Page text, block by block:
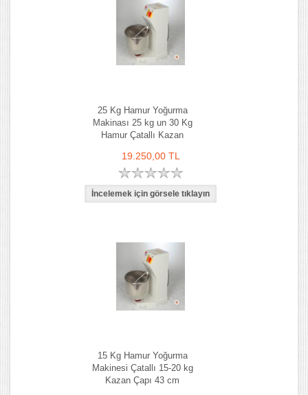
25 Kg Hamur Yoğurma
Makinası 25 kg un 30 Kg
Hamur Çatallı Kazan
19.250,00 TL
15 Kg Hamur Yoğurma
Makinesi Çatallı 15-20 kg
Kazan Çapı 43 cm